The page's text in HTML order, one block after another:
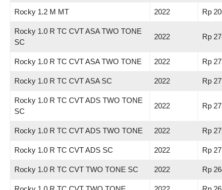
Rocky 1.2 M MT 2022 Rp
Rocky 1.0 R TC CVT ASA TWO TONE
SC
2022 Rp
Rocky 1.0 R TC CVT ASA TWO TONE 2022 Rp
Rocky 1.0 R TC CVT ASA SC 2022 Rp
Rocky 1.0 R TC CVT ADS TWO TONE
SC
2022 Rp
Rocky 1.0 R TC CVT ADS TWO TONE 2022 Rp
Rocky 1.0 R TC CVT ADS SC 2022 Rp
Rocky 1.0 R TC CVT TWO TONE SC 2022 Rp